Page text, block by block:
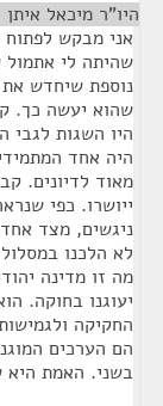
היו"ר מיכאל איתן
אני מבקש לפתוח
שהיתה לי
נוספת שיחדש את
שהוא יעשה כך.
היו השגות
היה אחד
מאוד לדיונים.
ייושרו. כפי
ניגשים, מצד
לא הלכנו
מה זו מדינה
יעוגנו בחוקה.
החקיקה
הם הערכים
בשני. האמת היא